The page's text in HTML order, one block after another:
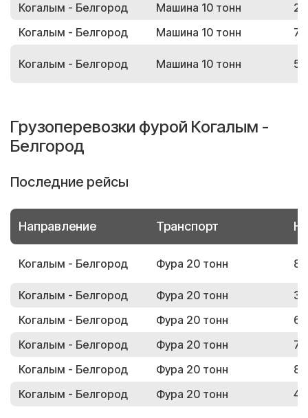
Когалым - Белгород
Машина 10 тонн
Когалым - Белгород
Машина 10 тонн
Когалым - Белгород Машина 10 тонн
Грузоперевозки фурой Когалым -
Белгород
Последние рейсы
Направление Транспорт
Когалым - Белгород Фура 20 тонн
Когалым - Белгород Фура 20 тонн
Когалым - Белгород
Фура 20 тонн
Когалым - Белгород
Фура 20 тонн
Когалым - Белгород
Фура 20 тонн
Когалым - Белгород
Фура 20 тонн